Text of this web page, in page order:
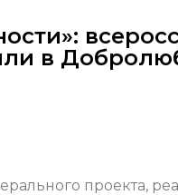
в
проекта,